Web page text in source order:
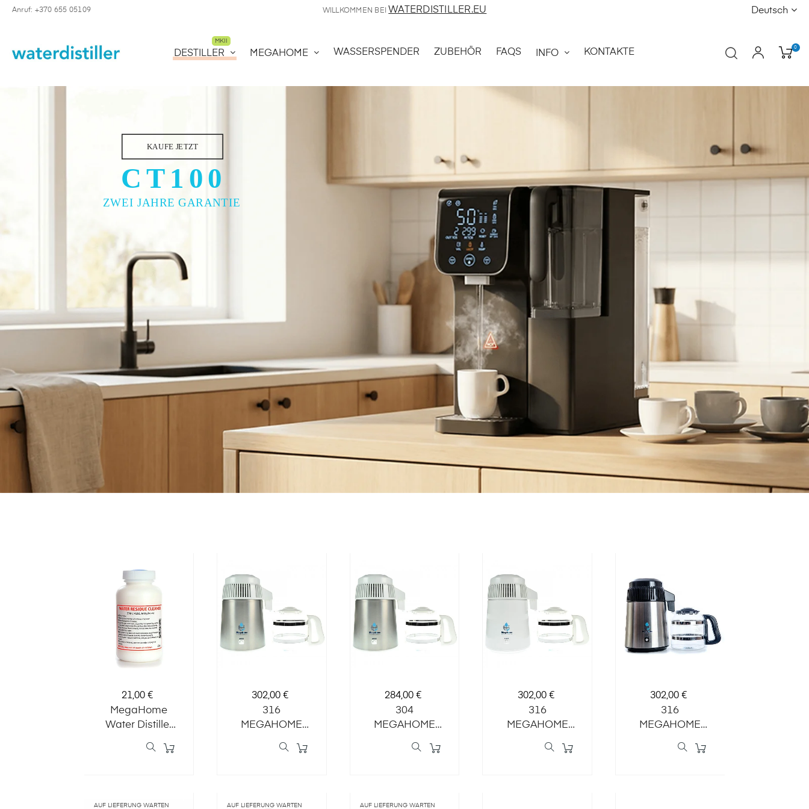
Anruf: +370 655 05109 WILLKOMMEN BEI WATERDISTILLER.EU Deutsch
DESTILLER
MKII
MEGAHOME WASSERSPENDER ZUBEHÖR FAQS INFO KONTAKTE
0
CT100
ZWEI JAHRE GARANTIE
KAUFE JETZT
Preis
21,00 €
MegaHome
Water Distiller
Cleaner - 500g
Preis
302,00 €
316
MEGAHOME
WASSERDESTILLIERER
(Silber
Preis
284,00 €
304
MEGAHOME
WASSERDESTILLIERER
(Silber/weiß/Glasgefäß)
Preis
302,00 €
316
MEGAHOME
WASSERDESTILLIERER
Preis
302,00 €
316
MEGAHOME
WASSERDESTILLIERER
(Silber/schwarz/Glasgefäß)
AUF LIEFERUNG WARTEN AUF LIEFERUNG WARTEN AUF LIEFERUNG WARTEN